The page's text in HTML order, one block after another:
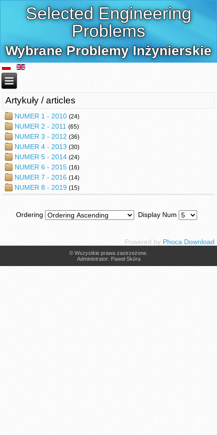
Selected Engineering
Problems
Wybrane Problemy Inżynierskie
Artykuły / articles
NUMER 1 - 2010 (24)
NUMER 2 - 2011 (65)
NUMER 3 - 2012 (36)
NUMER 4 - 2013 (30)
NUMER 5 - 2014 (24)
NUMER 6 - 2015 (16)
NUMER 7 - 2016 (14)
NUMER 8 - 2019 (15)
Ordering Display Num
Powered by Phoca Download
© Wszystkie prawa zastrzeżone.
Administrator: Paweł Skóra